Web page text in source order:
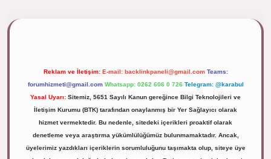
Reklam ve İletişim: E-mail: backlinkpaneli@gmail.com Teams:
forumhizmeti@gmail.com Whatsapp: 0262 606 0 726 Telegram: @karabul
Yasal Uyarı: Sitemiz, 5651 Sayılı Kanun gereğince Bilgi Teknolojileri ve
İletişim Kurumu (BTK) tarafından onaylanmış bir Yer Sağlayıcı olarak
hizmet vermektedir. Bu nedenle, sitedeki içerikleri proaktif olarak
denetleme veya araştırma yükümlülüğümüz bulunmamaktadır. Ancak,
üyelerimiz yazdıkları içeriklerin sorumluluğunu taşımakta olup, siteye üye